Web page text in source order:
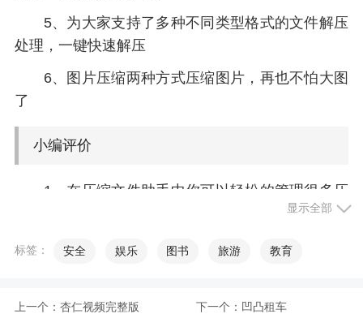
5、为大家支持了多种不同类型格式的文件解压
处理，一键快速解压
6、图片压缩两种方式压缩图片，再也不怕大图
了
小编评价
1、在压缩文件助手中你可以轻松的管理很多压
缩文件哦，包括常见的压缩格式都是支持的哦
2、支持从外部导入文件，文档，音频，视频
3、支持创建文件夹文件压缩，每个文件夹都可
显示全部
标签： 安全 娱乐 图书 旅游 教育
上一个： 杏仁视频完整版 下一个： 凹凸租车